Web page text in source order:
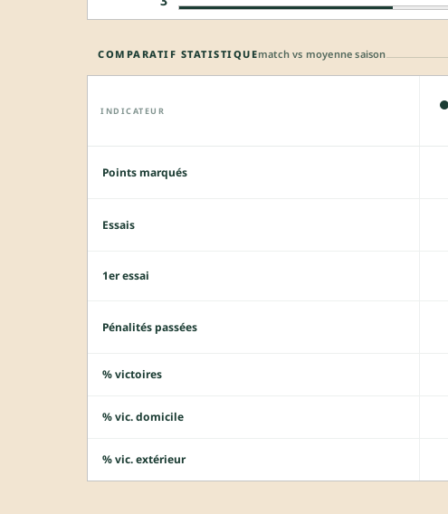
COMPARATIF STATISTIQUEmatch vs moyenne saison
INDICATEUR
Points marqués
Essais
1er essai
Pénalités passées
% victoires
% vic. domicile
% vic. extérieur